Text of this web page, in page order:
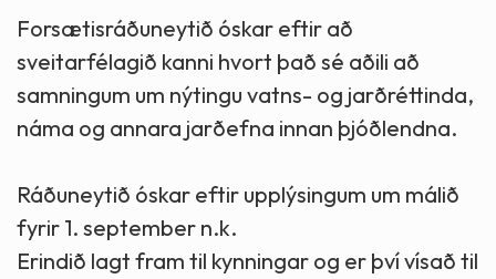
Forsætisráðuneytið óskar eftir að
sveitarfélagið kanni hvort það sé aðili að
samningum um nýtingu vatns- og jarðréttinda,
náma og annara jarðefna innan þjóðlendna.
Ráðuneytið óskar eftir upplýsingum um málið
fyrir 1. september n.k.
Erindið lagt fram til kynningar og er því vísað til